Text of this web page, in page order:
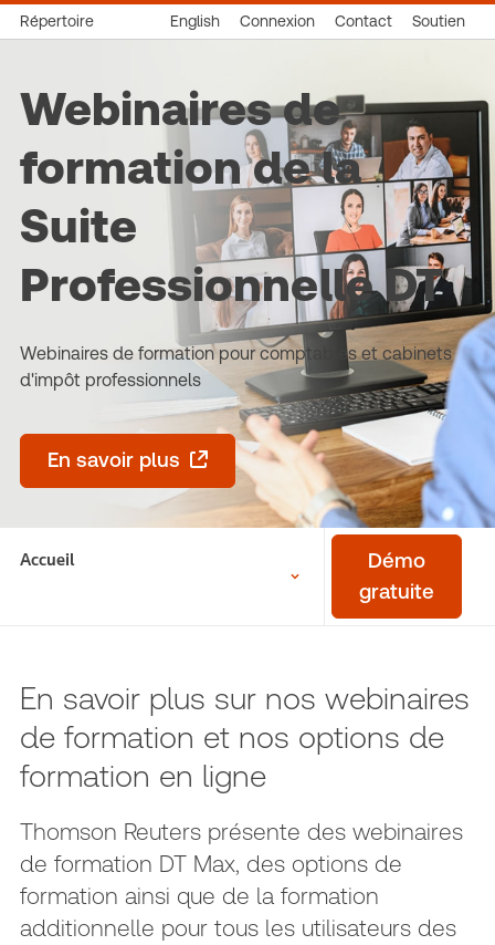
Répertoire English Connexion Contact Soutien
Webinaires de
formation de la
Suite
Professionnelle DT
Webinaires de formation pour comptables et cabinets
d'impôt professionnels
En savoir plus
Accueil
Démo
gratuite
En savoir plus sur nos webinaires
de formation et nos options de
formation en ligne
Thomson Reuters présente des webinaires
de formation DT Max, des options de
formation ainsi que de la formation
additionnelle pour tous les utilisateurs des